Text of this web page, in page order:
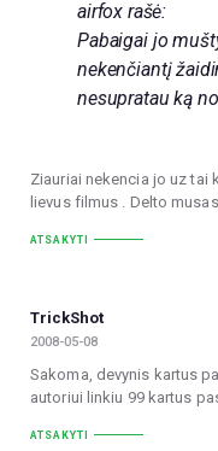
airfox rašė:
Pabaigai jo
nekenčiantį
nesupratau ką
Ziauriai nekencia jo uz tai
lievus filmus . Delto
ATSAKYTI
TrickShot
2008-05-08
Sakoma, devynis kartus
autoriui linkiu 99 kartus
ATSAKYTI